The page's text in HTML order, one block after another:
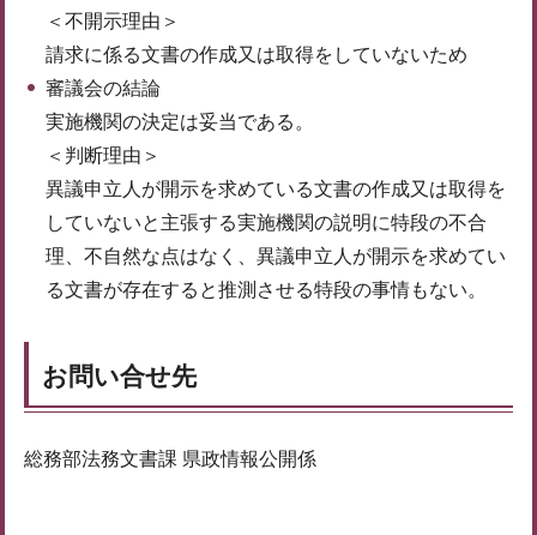
＜不開示理由＞
請求に係る文書の作成又は取得をしていないため
審議会の結論
実施機関の決定は妥当である。
＜判断理由＞
異議申立人が開示を求めている文書の作成又は取得を
していないと主張する実施機関の説明に特段の不合
理、不自然な点はなく、異議申立人が開示を求めてい
る文書が存在すると推測させる特段の事情もない。
お問い合せ先
総務部法務文書課 県政情報公開係